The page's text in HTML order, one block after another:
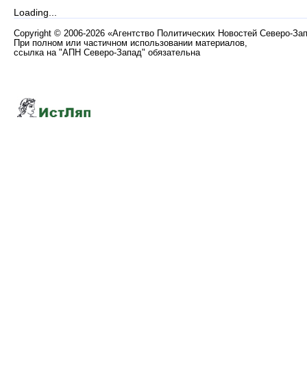
Loading...
Copyright © 2006-2026 «Агентство Политических Новостей Северо-
При полном или частичном использовании материалов,
ссылка на "АПН Северо-Запад" обязательна